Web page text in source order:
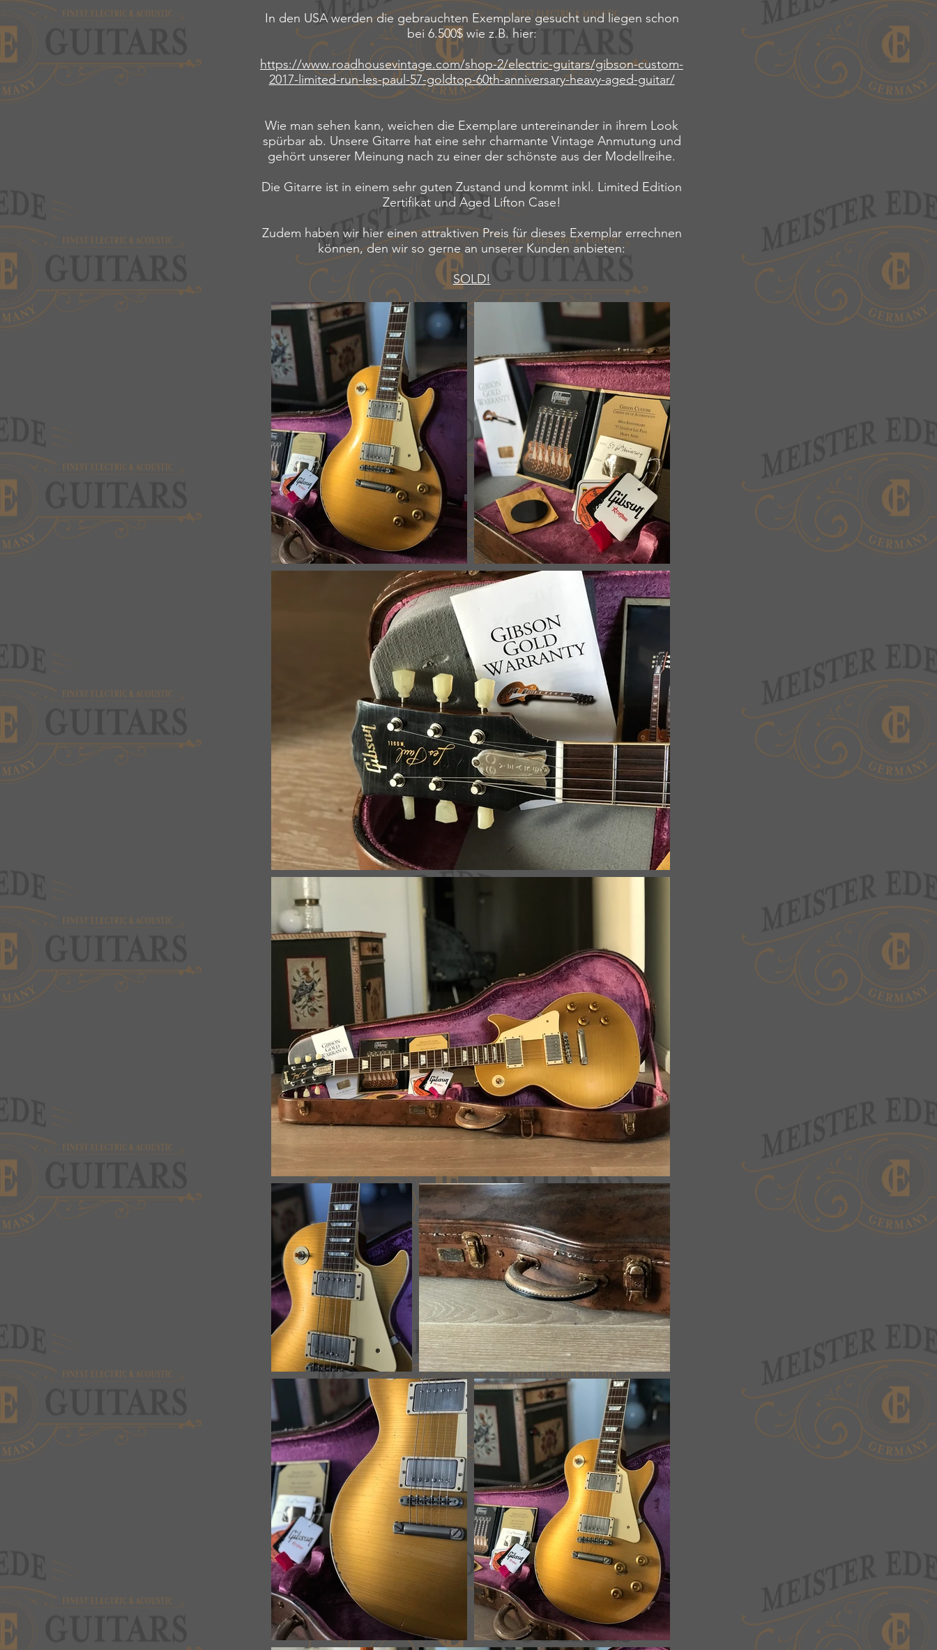
In den USA werden die gebrauchten Exemplare gesucht und liegen schon
bei 6.500$ wie z.B. hier:
https://www.roadhousevintage.com/shop-2/electric-guitars/gibson-custom-
2017-limited-run-les-paul-57-goldtop-60th-anniversary-heavy-aged-guitar/
Wie man sehen kann, weichen die Exemplare untereinander in ihrem Look
spürbar ab. Unsere Gitarre hat eine sehr charmante Vintage Anmutung und
gehört unserer Meinung nach zu einer der schönste aus der Modellreihe.
Die Gitarre ist in einem sehr guten Zustand und kommt inkl. Limited Edition
Zertifikat und Aged Lifton Case!
Zudem haben wir hier einen attraktiven Preis für dieses Exemplar errechnen
können, den wir so gerne an unserer Kunden anbieten:
SOLD!